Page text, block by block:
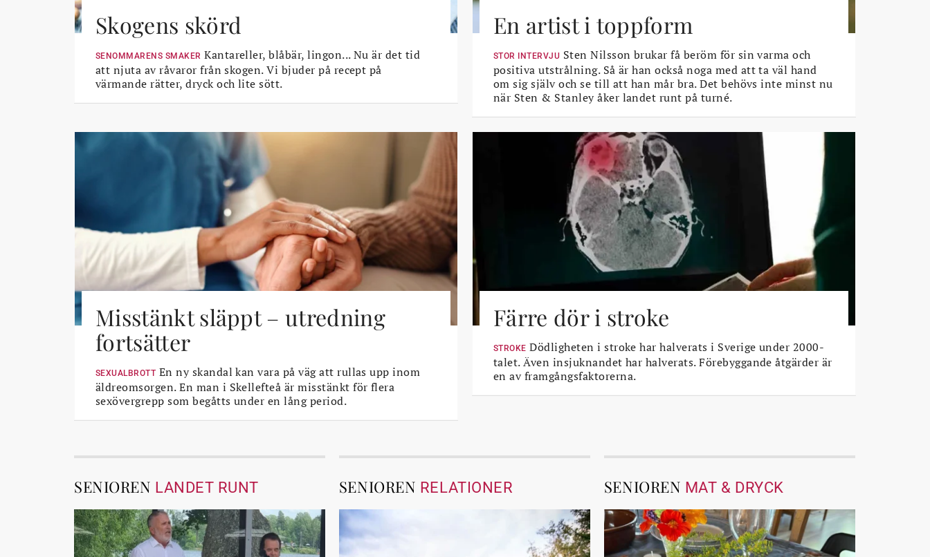
Skogens skörd
SENOMMARENS SMAKER Kantareller, blåbär, lingon... Nu är det tid
att njuta av råvaror från skogen. Vi bjuder på recept på
värmande rätter, dryck och lite sött.
En artist i toppform
STOR INTERVJU Sten Nilsson brukar få beröm för sin varma och
positiva utstrålning. Så är han också noga med att ta väl hand
om sig själv och se till att han mår bra. Det behövs inte minst nu
när Sten & Stanley åker landet runt på turné.
Misstänkt släppt – utredning
fortsätter
SEXUALBROTT En ny skandal kan vara på väg att rullas upp inom
äldreomsorgen. En man i Skellefteå är misstänkt för flera
sexövergrepp som begåtts under en lång period.
Färre dör i stroke
STROKE Dödligheten i stroke har halverats i Sverige under 2000-
talet. Även insjuknandet har halverats. Förebyggande åtgärder är
en av framgångsfaktorerna.
SENIOREN LANDET RUNT SENIOREN RELATIONER SENIOREN MAT & DRYCK